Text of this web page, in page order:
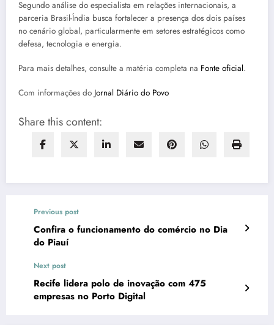
Segundo análise do especialista em relações internacionais, a
parceria Brasil-Índia busca fortalecer a presença dos dois países
no cenário global, particularmente em setores estratégicos como
defesa, tecnologia e energia.
Para mais detalhes, consulte a matéria completa na Fonte oficial.
Com informações do Jornal Diário do Povo
Share this content:
Previous post
Confira o funcionamento do comércio no Dia
do Piauí
Next post
Recife lidera polo de inovação com 475
empresas no Porto Digital